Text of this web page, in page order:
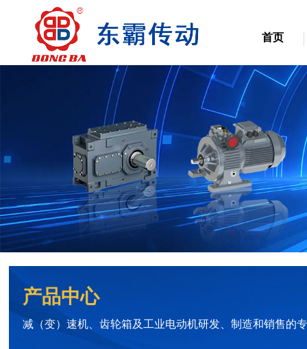
首页
产品中心
减（变）速机、齿轮箱及工业电动机研发、制造和销售的